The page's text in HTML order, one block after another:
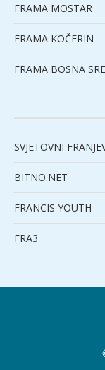
FRAMA MOSTAR
FRAMA KOČERIN
FRAMA BOSNA
SVJETOVNI
BITNO.NET
FRANCIS YOUTH
FRA3